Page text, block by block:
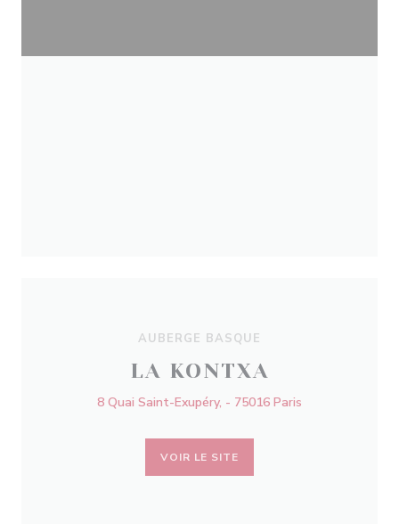
AUBERGE BASQUE
LA KONTXA
8 Quai Saint-Exupéry, - 75016 Paris
VOIR LE SITE